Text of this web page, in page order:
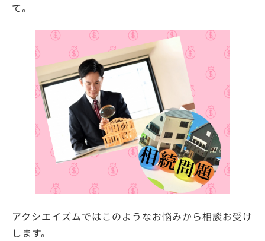
て。
アクシエイズムではこのようなお悩みから相談お受け
します。